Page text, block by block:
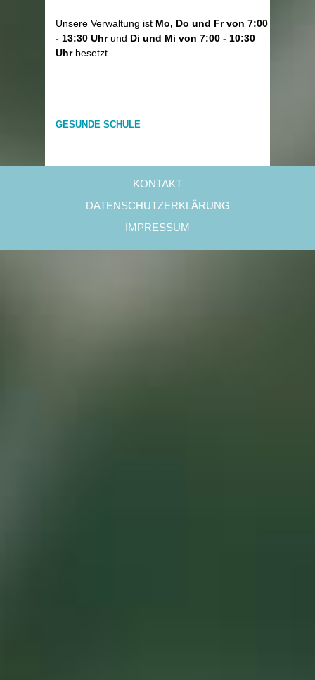
Unsere Verwaltung ist Mo, Do und Fr von 7:00
- 13:30 Uhrund Di und Mi von 7:00 - 10:30
Uhrbesetzt.
GESUNDE SCHULE
KONTAKT
DATENSCHUTZERKLÄRUNG
IMPRESSUM